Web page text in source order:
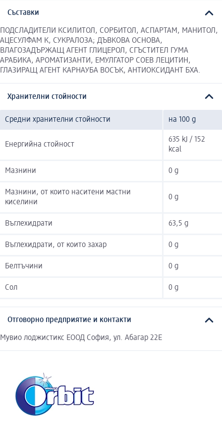
Съставки
ПОДСЛАДИТЕЛИ КСИЛИТОЛ, СОРБИТОЛ, АСПАРТАМ, МАНИТОЛ,
АЦЕСУЛФАМ К, СУКРАЛОЗА; ДЪВКОВА ОСНОВА,
ВЛАГОЗАДЪРЖАЩ АГЕНТ ГЛИЦЕРОЛ, СГЪСТИТЕЛ ГУМА
АРАБИКА, АРОМАТИЗАНТИ, ЕМУЛГАТОР СОЕВ ЛЕЦИТИН,
ГЛАЗИРАЩ АГЕНТ КАРНАУБА ВОСЪК, АНТИОКСИДАНТ БХА.
Хранителни стойности
Средни хранителни стойности на 100 g
Енергийна стойност
635 kJ / 152
kcal
Мазнини 0 g
Мазнини, от които наситени мастни
киселини
0 g
Въглехидрати 63,5 g
Въглехидрати, от които захар 0 g
Белтъчини 0 g
Сол 0 g
Отговорно предприятие и контакти
Мувио лоджистикс ЕООД София, ул. Абагар 22Е